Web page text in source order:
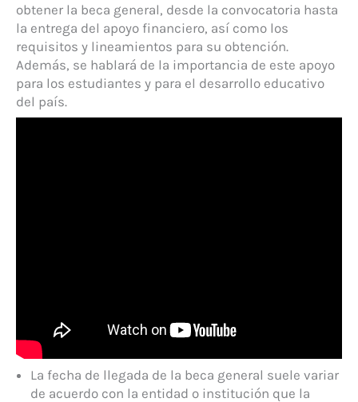
obtener la beca general, desde la convocatoria hasta
la entrega del apoyo financiero, así como los
requisitos y lineamientos para su obtención.
Además, se hablará de la importancia de este apoyo
para los estudiantes y para el desarrollo educativo
del país.
La fecha de llegada de la beca general suele variar
de acuerdo con la entidad o institución que la